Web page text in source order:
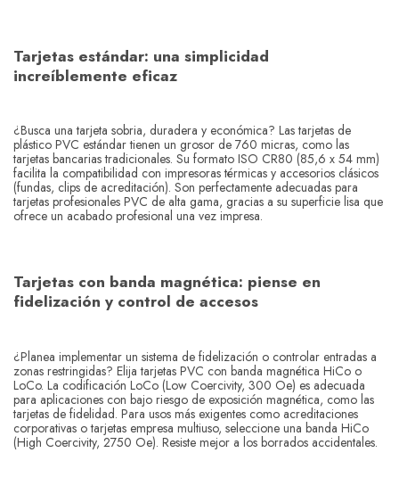
Tarjetas estándar: una simplicidad
increíblemente eficaz
¿Busca una tarjeta sobria, duradera y económica? Las tarjetas de
plástico PVC estándar tienen un grosor de 760 micras, como las
tarjetas bancarias tradicionales. Su formato ISO CR80 (85,6 x 54 mm)
facilita la compatibilidad con impresoras térmicas y accesorios clásicos
(fundas, clips de acreditación). Son perfectamente adecuadas para
tarjetas profesionales PVC de alta gama, gracias a su superficie lisa que
ofrece un acabado profesional una vez impresa.
Tarjetas con banda magnética: piense en
fidelización y control de accesos
¿Planea implementar un sistema de fidelización o controlar entradas a
zonas restringidas? Elija tarjetas PVC con banda magnética HiCo o
LoCo. La codificación LoCo (Low Coercivity, 300 Oe) es adecuada
para aplicaciones con bajo riesgo de exposición magnética, como las
tarjetas de fidelidad. Para usos más exigentes como acreditaciones
corporativas o tarjetas empresa multiuso, seleccione una banda HiCo
(High Coercivity, 2750 Oe). Resiste mejor a los borrados accidentales.